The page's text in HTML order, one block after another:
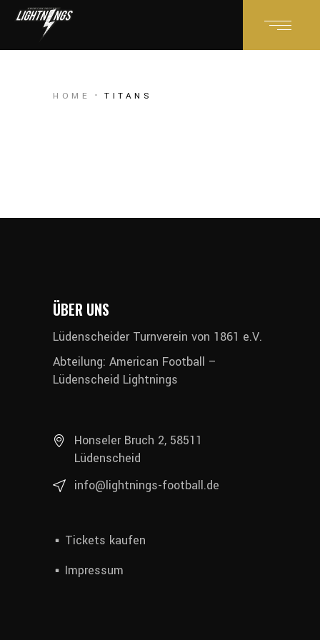
HOME TITANS
ÜBER UNS
Lüdenscheider Turnverein von 1861 e.V.
Abteilung: American Football –
Lüdenscheid Lightnings
Honseler Bruch 2, 58511
Lüdenscheid
info@lightnings-football.de
Tickets kaufen
Impressum